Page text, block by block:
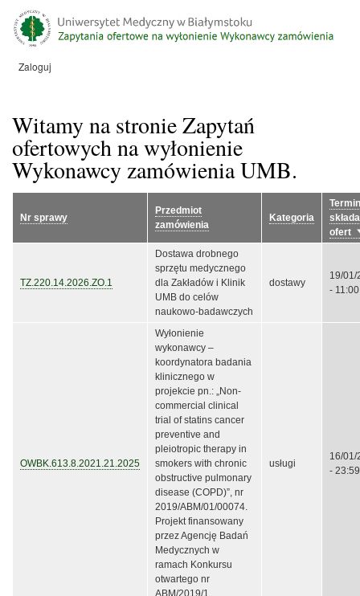
do
treści
Menu
Zaloguj
Witamy na stronie Zapytań
ofertowych na wyłonienie
Wykonawcy zamówienia UMB.
Nr sprawy
Przedmiot
zamówienia
Kategoria
Termin
ofert
TZ.220.14.2026.ZO.1
Dostawa drobnego
sprzętu medycznego
dla Zakładów i Klinik
UMB do celów
naukowo-badawczych
dostawy
19/01/
- 11:00
OWBK.613.8.2021.21.2025
Wyłonienie
wykonawcy –
koordynatora badania
klinicznego w
projekcie pn.: „Non-
commercial clinical
trial of statins cancer
preventive and
pleiotropic therapy in
smokers with chronic
obstructive pulmonary
disease (COPD)”, nr
2019/ABM/01/00074.
Projekt finansowany
przez Agencję Badań
Medycznych w
ramach Konkursu
otwartego nr
usługi
16/01/
- 23:59